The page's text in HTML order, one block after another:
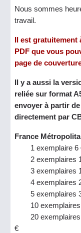
Nous sommes
travail.
Il est
PDF que vous
page de
Il y a aussi la
reliée sur format
envoyer à partir
directement par
France
1 exemplaire 6
2 exemplaires
3 exemplaires
4 exemplaires
5 exemplaires
10
20
€